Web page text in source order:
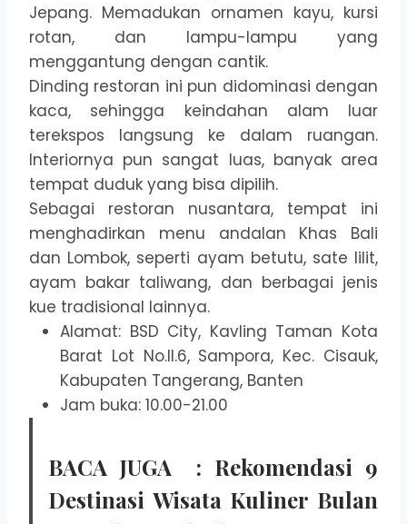
Jepang. Memadukan ornamen kayu, kursi
rotan, dan lampu-lampu yang
menggantung dengan cantik.
Dinding restoran ini pun didominasi dengan
kaca, sehingga keindahan alam luar
terekspos langsung ke dalam ruangan.
Interiornya pun sangat luas, banyak area
tempat duduk yang bisa dipilih.
Sebagai restoran nusantara, tempat ini
menghadirkan menu andalan Khas Bali
dan Lombok, seperti ayam betutu, sate lilit,
ayam bakar taliwang, dan berbagai jenis
kue tradisional lainnya.
Alamat: BSD City, Kavling Taman Kota
Barat Lot No.II.6, Sampora, Kec. Cisauk,
Kabupaten Tangerang, Banten
Jam buka: 10.00-21.00
BACA JUGA : Rekomendasi 9
Destinasi Wisata Kuliner Bulan